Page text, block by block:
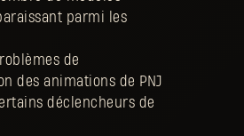
parmi les
de
des animations de PNJ
déclencheurs de